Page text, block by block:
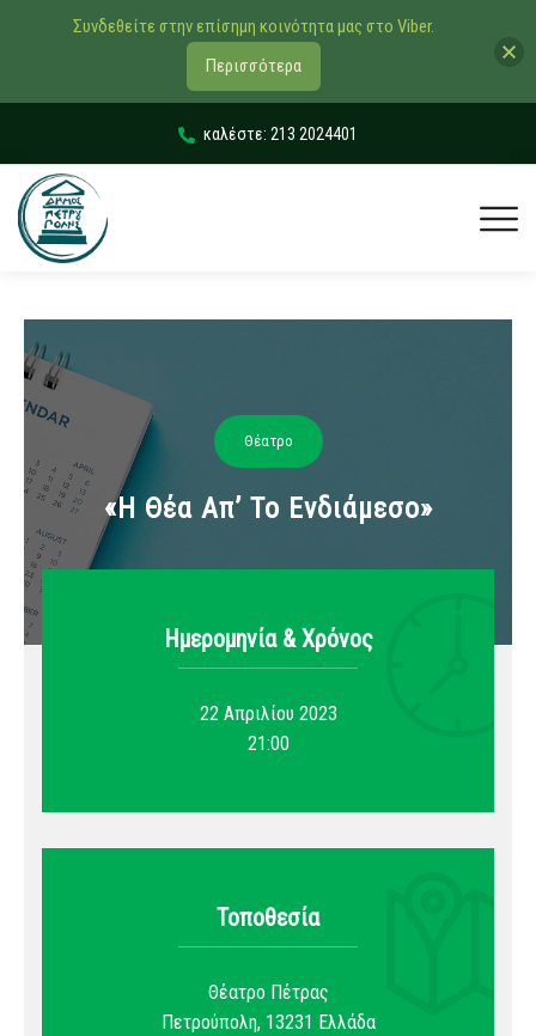
καλέστε: 213 2024401
Θέατρο
«Η Θέα Απ’ Το Ενδιάμεσο»
Ημερομηνία & Xρόνος
22 Απριλίου 2023
21:00
Τοποθεσία
Θέατρο Πέτρας
Πετρούπολη, 13231 Ελλάδα
Συνδεθείτε στην επίσημη κοινότητα μας στο Viber.
Περισσότερα